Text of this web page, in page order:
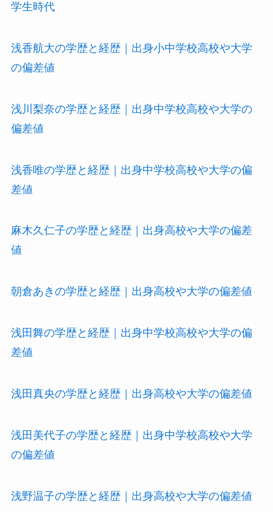
学生時代
浅香航大の学歴と経歴｜出身小中学校高校や大学
の偏差値
浅川梨奈の学歴と経歴｜出身中学校高校や大学の
偏差値
浅香唯の学歴と経歴｜出身中学校高校や大学の偏
差値
麻木久仁子の学歴と経歴｜出身高校や大学の偏差
値
朝倉あきの学歴と経歴｜出身高校や大学の偏差値
浅田舞の学歴と経歴｜出身中学校高校や大学の偏
差値
浅田真央の学歴と経歴｜出身高校や大学の偏差値
浅田美代子の学歴と経歴｜出身中学校高校や大学
の偏差値
浅野温子の学歴と経歴｜出身高校や大学の偏差値